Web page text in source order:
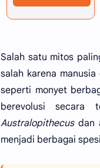
Salah satu mitos
salah karena
seperti monyet
berevolusi secara
Australopithecusdan
menjadi berbagai